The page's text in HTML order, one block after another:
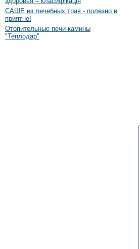
САШЕ из лечебных трав - полезно и
приятно!
Отопительные печи-камины
"Теплодар"